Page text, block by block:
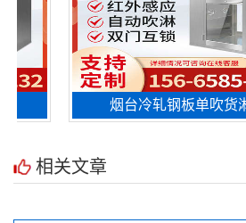
烟台冷轧钢板单吹货淋门
相关文章